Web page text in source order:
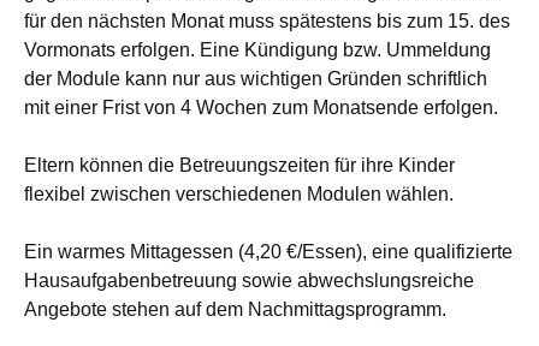
für den nächsten Monat muss spätestens bis zum 15. des
Vormonats erfolgen. Eine Kündigung bzw. Ummeldung
der Module kann nur aus wichtigen Gründen schriftlich
mit einer Frist von 4 Wochen zum Monatsende erfolgen.
Eltern können die Betreuungszeiten für ihre Kinder
flexibel zwischen verschiedenen Modulen wählen.
Ein warmes Mittagessen (4,20 €/Essen), eine qualifizierte
Hausaufgabenbetreuung sowie abwechslungsreiche
Angebote stehen auf dem Nachmittagsprogramm.